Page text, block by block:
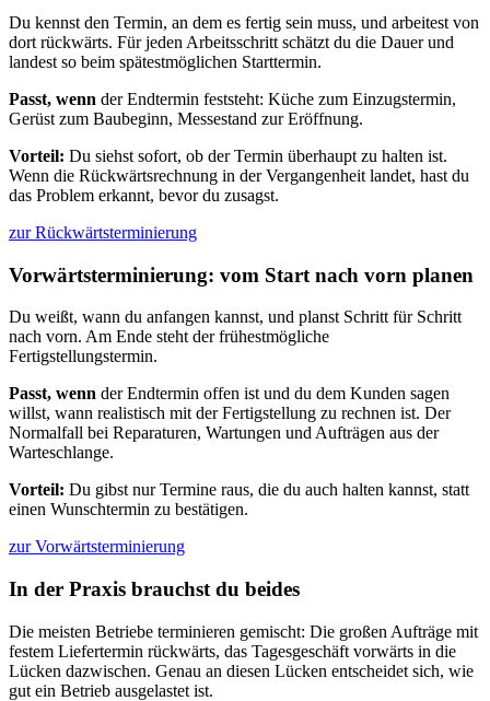
Du kennst den Termin, an dem es fertig sein muss, und arbeitest von
dort rückwärts. Für jeden Arbeitsschritt schätzt du die Dauer und
landest so beim spätestmöglichen Starttermin.
Passt, wenn der Endtermin feststeht: Küche zum Einzugstermin,
Gerüst zum Baubeginn, Messestand zur Eröffnung.
Vorteil: Du siehst sofort, ob der Termin überhaupt zu halten ist.
Wenn die Rückwärtsrechnung in der Vergangenheit landet, hast du
das Problem erkannt, bevor du zusagst.
zur Rückwärtsterminierung
Vorwärtsterminierung: vom Start nach vorn planen
Du weißt, wann du anfangen kannst, und planst Schritt für Schritt
nach vorn. Am Ende steht der frühestmögliche
Fertigstellungstermin.
Passt, wenn der Endtermin offen ist und du dem Kunden sagen
willst, wann realistisch mit der Fertigstellung zu rechnen ist. Der
Normalfall bei Reparaturen, Wartungen und Aufträgen aus der
Warteschlange.
Vorteil: Du gibst nur Termine raus, die du auch halten kannst, statt
einen Wunschtermin zu bestätigen.
zur Vorwärtsterminierung
In der Praxis brauchst du beides
Die meisten Betriebe terminieren gemischt: Die großen Aufträge mit
festem Liefertermin rückwärts, das Tagesgeschäft vorwärts in die
Lücken dazwischen. Genau an diesen Lücken entscheidet sich, wie
gut ein Betrieb ausgelastet ist.